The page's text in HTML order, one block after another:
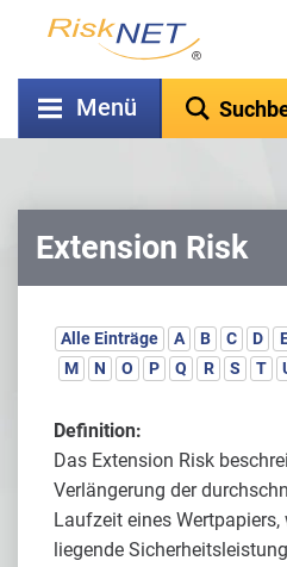
Menü
Extension Risk
Alle Einträge A B C D
M
N O P Q R S T
Definition:
Das Extension Risk
Verlängerung der
Laufzeit eines
liegende